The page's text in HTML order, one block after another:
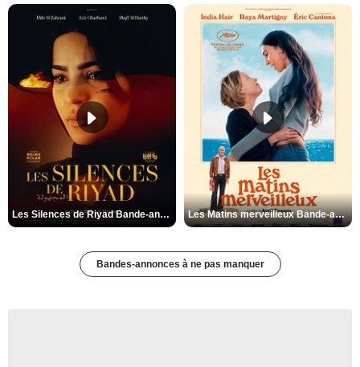
Les Silences de Riyad Bande-annonce VO STFR Les Matins merveilleux Bande-annonce VF
Bandes-annonces à ne pas manquer